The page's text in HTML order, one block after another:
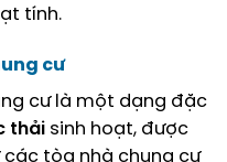
tính.
cư
cư là một dạng đặc
thải sinh hoạt, được
các tòa nhà chung cư